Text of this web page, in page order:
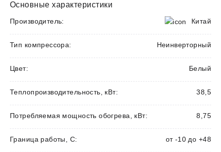
Основные характеристики
Производитель: Китай
Тип компрессора: Неинверторный
Цвет: Белый
Теплопроизводительность, кВт: 38,5
Потребляемая мощность обогрева, кВт: 8,75
Граница работы, С: от -10 до +48